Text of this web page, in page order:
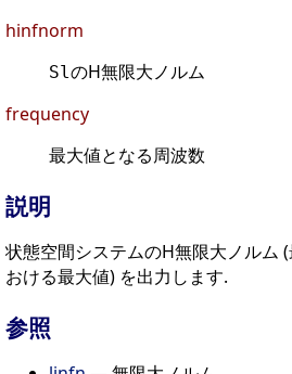
hinfnorm
SlのH無限大ノルム
frequency
最大値となる周波数
説明
状態空間システムのH無限大ノルム
おける最大値) を出力します.
参照